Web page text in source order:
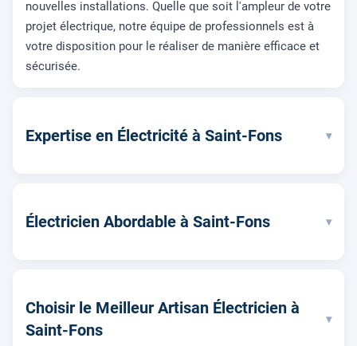
nouvelles installations. Quelle que soit l'ampleur de votre
projet électrique, notre équipe de professionnels est à
votre disposition pour le réaliser de manière efficace et
sécurisée.
Expertise en Électricité à Saint-Fons ▾
Électricien Abordable à Saint-Fons ▾
Choisir le Meilleur Artisan Électricien à
Saint-Fons
▾